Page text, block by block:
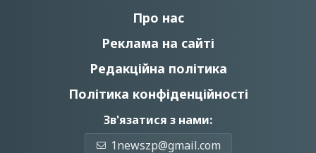
Про нас
Реклама на сайті
Редакційна політика
Політика конфіденційності
Зв'язатися з нами:
1newszp@gmail.com